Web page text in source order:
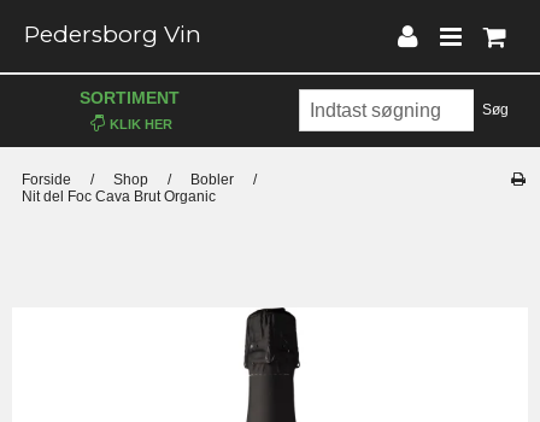
Pedersborg Vin
Søg
SORTIMENT
Forside / Shop / Bobler
/
Nit del Foc Cava Brut Organic